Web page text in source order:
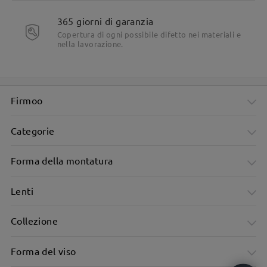
365 giorni di garanzia
Copertura di ogni possibile difetto nei materiali e
nella lavorazione.
Firmoo
Categorie
Forma della montatura
Lenti
Collezione
Forma del viso